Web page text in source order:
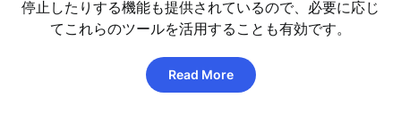
停止したりする機能も提供されているので、必要に応じ
てこれらのツールを活用することも有効です。
Read More